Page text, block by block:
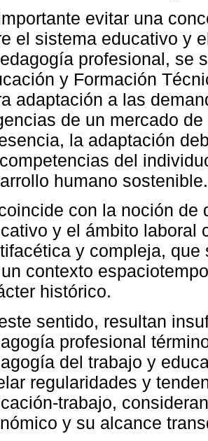
evitar una
el sistema educativo y
profesional, se
y Formación
adaptación a las
de un mercado
la adaptación
del
humano sostenible.
con la noción de
y el ámbito laboral
y compleja,
contexto
histórico.
sentido, resultan
profesional
del trabajo y
regularidades y
trabajo,
y su alcance